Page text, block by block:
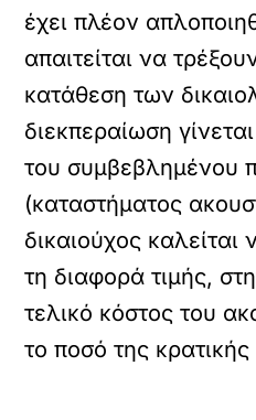
έχει πλέον
απαιτείται να
κατάθεση των
διεκπεραίωση
του συμβεβλημένου
(καταστήματος
δικαιούχος
τη διαφορά τιμής,
τελικό κόστος του
το ποσό της